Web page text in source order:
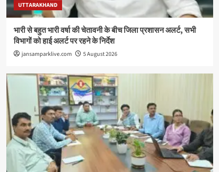
UTTARAKHAND
भारी से बहुत भारी वर्षा की चेतावनी के बीच जिला प्रशासन अलर्ट, सभी
विभागों को हाई अलर्ट पर रहने के निर्देश
jansamparklive.com 5 August 2026